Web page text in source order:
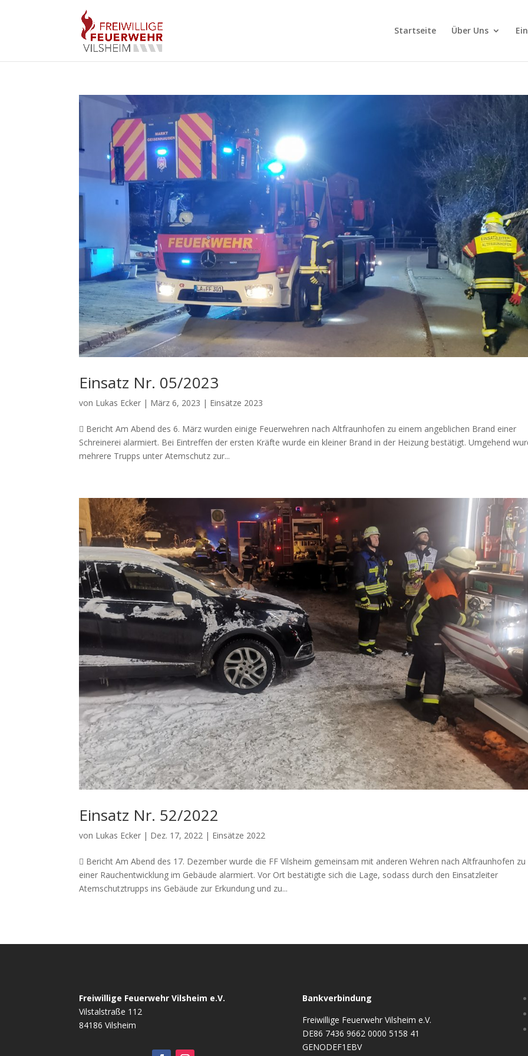
Startseite Über Uns
Einsatz Nr. 05/2023
von Lukas Ecker | März 6, 2023 | Einsätze 2023
 Bericht Am Abend des 6. März wurden einige Feuerwehren nach Altfraunhofen zu einem angeblichen Brand einer
Schreinerei alarmiert. Bei Eintreffen der ersten Kräfte wurde ein kleiner Brand in der Heizung bestätigt. Umgehend
mehrere Trupps unter Atemschutz zur...
Einsatz Nr. 52/2022
von Lukas Ecker | Dez. 17, 2022 | Einsätze 2022
 Bericht Am Abend des 17. Dezember wurde die FF Vilsheim gemeinsam mit anderen Wehren nach Altfraunhofen zu
einer Rauchentwicklung im Gebäude alarmiert. Vor Ort bestätigte sich die Lage, sodass durch den Einsatzleiter
Atemschutztrupps ins Gebäude zur Erkundung und zu...
Freiwillige Feuerwehr Vilsheim e.V.
Vilstalstraße 112
84186 Vilsheim
Bankverbindung
Freiwillige Feuerwehr Vilsheim e.V.
DE86 7436 9662 0000 5158 41
GENODEF1EBV